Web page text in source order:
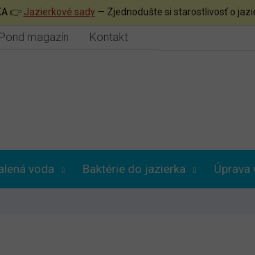
👉 Jazierkové sady — Zjednodušte si starostlivosť o
magazín Kontakt
voda Baktérie do jazierka Úprava